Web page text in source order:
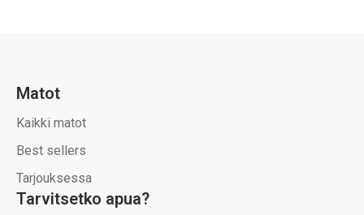
Matot
Kaikki matot
Best sellers
Tarjouksessa
Tarvitsetko apua?